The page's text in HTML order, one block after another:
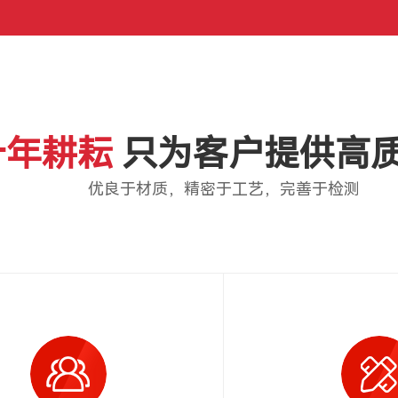
耕耘 只为客户提供高
优良于材质，精密于工艺，完善于检测